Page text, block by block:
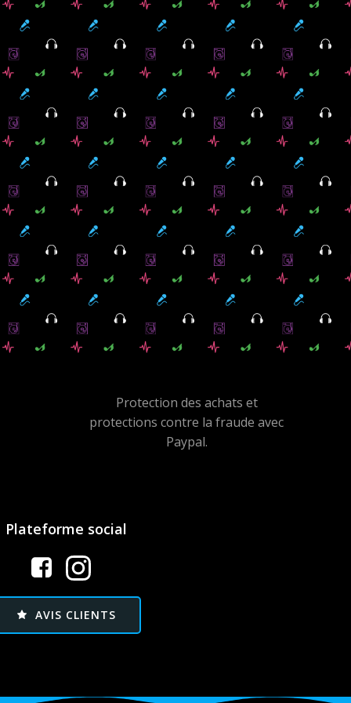
Protection des achats et
protections contre la fraude avec
Paypal.
Plateforme social
AVIS CLIENTS